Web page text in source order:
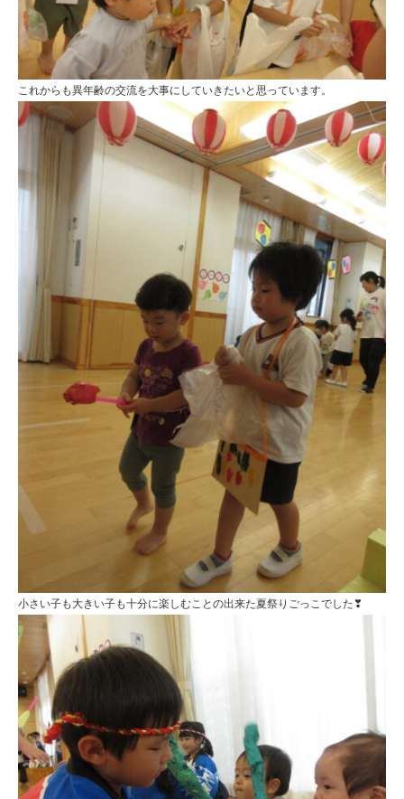
これからも異年齢の交流を大事にしていきたいと思っています。
小さい子も大きい子も十分に楽しむことの出来た夏祭りごっこでした❣